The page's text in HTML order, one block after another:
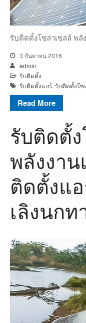
รับติดตั้งโซล่าเซลล์ พ
3 กันยายน 2016
admin
รับติดตั้ง
รับติดตั้งแอร์, รับติดตั้งโซ
Read More
รับติดตั้
พลังงา
ติดตั้งแ
เลิงนกท